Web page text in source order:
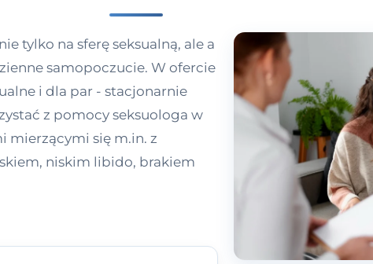
tylko na sferę seksualną, ale a
samopoczucie. W ofercie
i dla par - stacjonarnie
z pomocy seksuologa w
mierzącymi się m.in. z
niskim libido, brakiem